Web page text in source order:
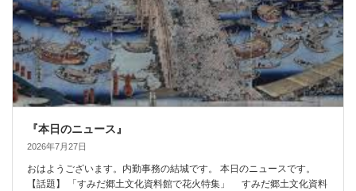
『本日のニュース』
2026年7月27日
おはようございます。内勤事務の結城です。 本日のニュースです。
【話題】 「すみだ郷土文化資料館で花火特集」 すみだ郷土文化資料